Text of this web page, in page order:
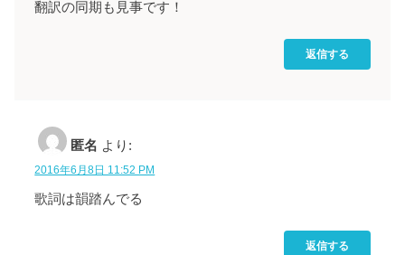
翻訳の同期も見事です！
返信する
匿名 より:
2016年6月8日 11:52 PM
歌詞は韻踏んでる
返信する